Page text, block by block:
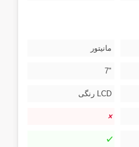
مانیتور
"7
LCD رنگی